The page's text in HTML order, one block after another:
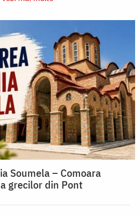
Soumela – Comoara
grecilor din Pont